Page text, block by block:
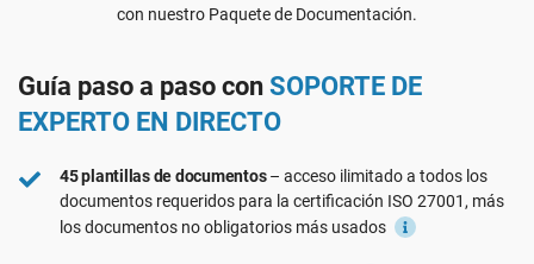
RGPD UE
ISO 9001
Infraestructura crítica
Fabricación
Ver Demo
con nuestro Paquete de Documentación.
Guía paso a paso con SOPORTE DE
EXPERTO EN DIRECTO
45 plantillas de documentos– acceso ilimitado a todos los
documentos requeridos para la certificación ISO 27001 , más
los documentos no obligatorios más usados